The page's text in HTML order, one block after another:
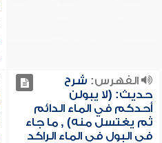
الفهرس: شرح
حديث: (لا يبولن
أحدكم في الماء الدائم
ثم يغتسل منه) , ما جاء
في البول في الماء الراكد